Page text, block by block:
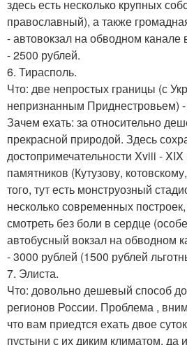
здесь есть несколько крупных
православный), а также
- автовокзал на обводном канале
- 2500 рублей.
6. Тирасполь.
Что: две непростых границы (с
непризнанным Приднестровьем) -
Зачем ехать: за относительно
прекрасной природой. Здесь
достопримечательности Xviii -
памятников (Кутузову,
того, тут есть монструозный
несколько современных
смотреть без боли в сердце
автобусный вокзал на обводном
- 3000 рублей (1500 рублей
7. Элиста.
Что: довольно дешевый способ
регионов России. Проблема ,
что вам приедтся ехать двое
пустыни с их диким климатом, да